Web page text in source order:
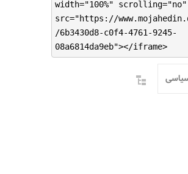
width="100%" scrolling="no"
src="https://
/6b3430d8-c0f4-4761-9245-
08a6814da9eb"></iframe>